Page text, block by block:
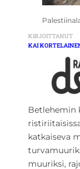
KIRJOITTANUT
KAI
Betlehemin
katkaiseva
muuriksi,